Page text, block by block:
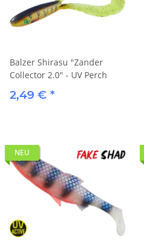
Balzer Shirasu "Zander
Collector 2.0" - UV Perch
2,49 € *
NEU